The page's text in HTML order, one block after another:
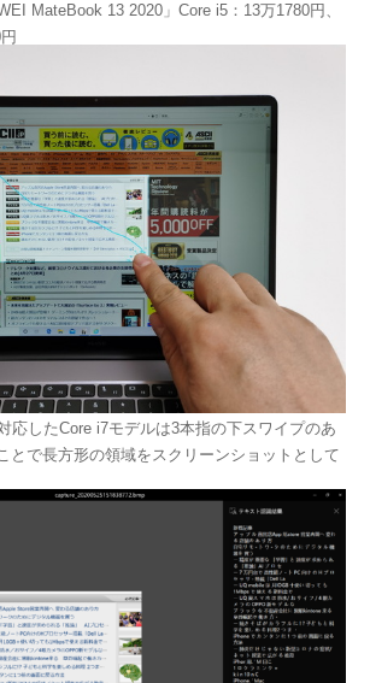
MateBook 13 2020」Core i5：13万1780円、
応したCore i7モデルは3本指の下スワイプのあ
とで長方形の領域をスクリーンショットとして